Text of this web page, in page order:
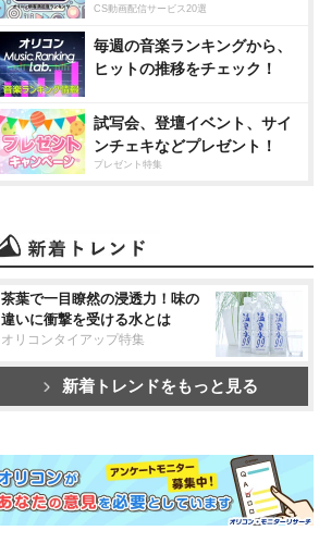
CS動画配信サービス20選
毎週の音楽ランキングから、
ヒットの推移をチェック！
試写会、登壇イベント、サイ
ンチェキなどプレゼント！
プレゼント特集
茶葉で一目瞭然の浸透力！味の
違いに衝撃を受ける水とは
オリコンタイアップ特集
新着トレンドをもっと見る